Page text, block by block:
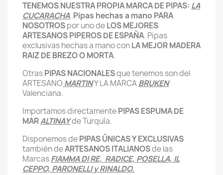
TENEMOS NUESTRA PROPIA MARCA DE PIPAS: LA
CUCARACHA. Pipas hechas a mano PARA
NOSOTROSpor uno deLOS MEJORES
ARTESANOS PIPEROS DE ESPAÑA. Pipas
exclusivas hechas a mano conLA MEJOR MADERA
RAIZ DE BREZO O MORTA.
OtrasPIPAS NACIONALESque tenemos son del
ARTESANO MARTINY LA MARCABRUKEN
Valenciana.
Importamos directamentePIPAS ESPUMA DE
MARALTINAYde Turquía.
Disponemos dePIPAS ÚNICAS Y EXCLUSIVAS
también deARTESANOS ITALIANOSde las
MarcasFIAMMA DI RE, RADICE, POSELLA, IL
CEPPO, PARONELLI y RINALDO.